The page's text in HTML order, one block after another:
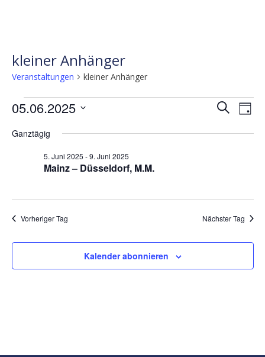
kleiner Anhänger
Veranstaltungen kleiner Anhänger
Veranstaltungen
5.
2025
SucheTag
05.06.2025
wählen.
Ganztägig
Mainz – Düsseldorf, M.M.
5. Juni 2025 -9. Juni 2025
Vorheriger Tag Nächster Tag
Kalender abonnieren